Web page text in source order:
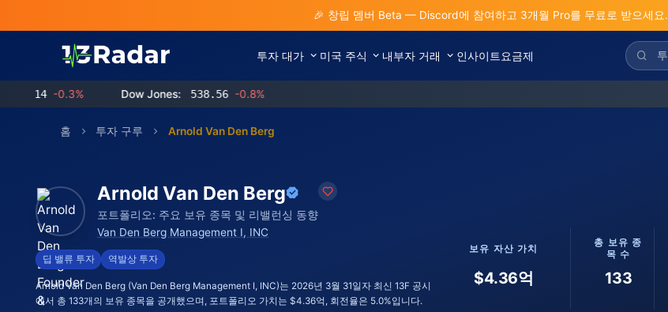
🎉 창립 멤버 Beta — Discord에 참여하고 3개월 Pro를 무료로 받으세요.
투자 대가 미국 주식 내부자 거래 인사이트 요금제
Dow Jones: 538.56 -0.8%
홈 투자 구루 Arnold Van Den Berg
Arnold Van Den Berg
포트폴리오: 주요 보유 종목 및 리밸런싱 동향
Van Den Berg Management I, INC
딥 밸류 투자 역발상 투자
Arnold Van Den Berg (Van Den Berg Management I, INC)는 2026년 3월 31일자 최신 13F 공시
에서 총 133개의 보유 종목을 공개했으며, 포트폴리오 가치는 $4.36억, 회전율은 5.0%입니다.
보유 자산 가치
$4.36억
총 보유 종
목 수
133